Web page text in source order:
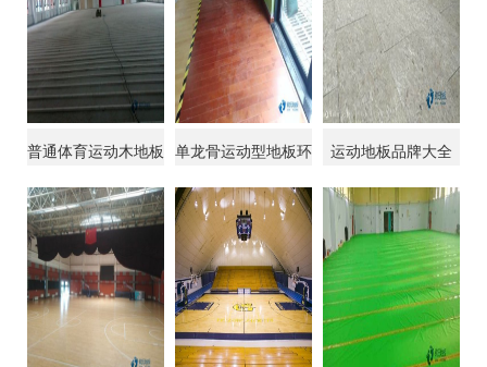
普通体育运动木地板 单龙骨运动型地板环
运动地板品牌大全